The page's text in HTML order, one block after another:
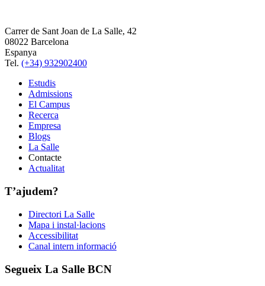
Carrer de Sant Joan de La Salle, 42
08022 Barcelona
Espanya
Tel. (+34) 932902400
Estudis
Admissions
El Campus
Recerca
Empresa
Blogs
La Salle
Contacte
Actualitat
T’ajudem?
Directori La Salle
Mapa i instal·lacions
Accessibilitat
Canal intern informació
Segueix La Salle BCN